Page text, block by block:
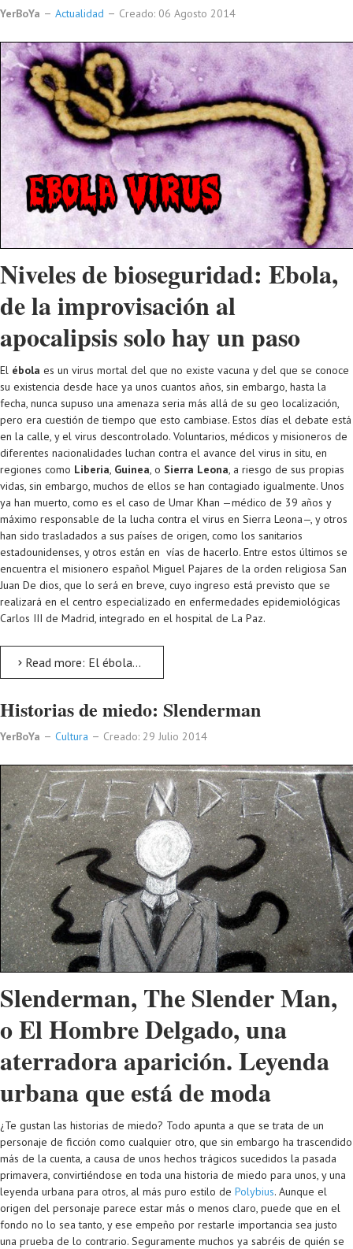
YerBoYa Actualidad Creado: 06 Agosto 2014
Niveles de bioseguridad: Ebola,
de la improvisación al
apocalipsis solo hay un paso
El ébola es un virus mortal del que no existe vacuna y del que se conoce
su existencia desde hace ya unos cuantos años, sin embargo, hasta la
fecha, nunca supuso una amenaza seria más allá de su geo localización,
pero era cuestión de tiempo que esto cambiase. Estos días el debate está
en la calle, y el virus descontrolado. Voluntarios, médicos y misioneros de
diferentes nacionalidades luchan contra el avance del virus in situ, en
regiones como Liberia, Guinea, o Sierra Leona, a riesgo de sus propias
vidas, sin embargo, muchos de ellos se han contagiado igualmente. Unos
ya han muerto, como es el caso de Umar Khan —médico de 39 años y
máximo responsable de la lucha contra el virus en Sierra Leona—, y otros
han sido trasladados a sus países de origen, como los sanitarios
estadounidenses, y otros están en vías de hacerlo. Entre estos últimos se
encuentra el misionero español Miguel Pajares de la orden religiosa San
Juan De dios, que lo será en breve, cuyo ingreso está previsto que se
realizará en el centro especializado en enfermedades epidemiológicas
Carlos III de Madrid, integrado en el hospital de La Paz.
Read more: El ébola llega a España
Historias de miedo: Slenderman
YerBoYa Cultura Creado: 29 Julio 2014
Slenderman, The Slender Man,
o El Hombre Delgado, una
aterradora aparición. Leyenda
urbana que está de moda
¿Te gustan las historias de miedo? Todo apunta a que se trata de un
personaje de ficción como cualquier otro, que sin embargo ha trascendido
más de la cuenta, a causa de unos hechos trágicos sucedidos la pasada
primavera, convirtiéndose en toda una historia de miedo para unos, y una
leyenda urbana para otros, al más puro estilo de Polybius. Aunque el
origen del personaje parece estar más o menos claro, puede que en el
fondo no lo sea tanto, y ese empeño por restarle importancia sea justo
una prueba de lo contrario. Seguramente muchos ya sabréis de quién se